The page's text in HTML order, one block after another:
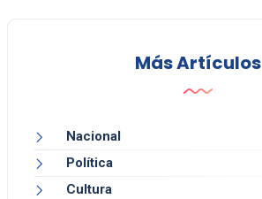
Más Artículos
Nacional
Política
Cultura